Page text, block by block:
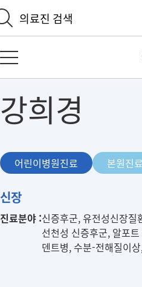
의료진 검색
강희경
어린이병원진료 본원진료
어
이
신장
진료분야 :신증후군, 유전성신장
선천성 신증후군, 알포
덴트병, 수분-전해질이